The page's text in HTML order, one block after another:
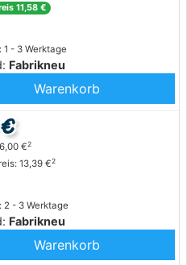
1 - 3 Werktage
Fabrikneu
11,58 €
Warenkorb
2 - 3 Werktage
Fabrikneu
€2
13,39 €2
Warenkorb